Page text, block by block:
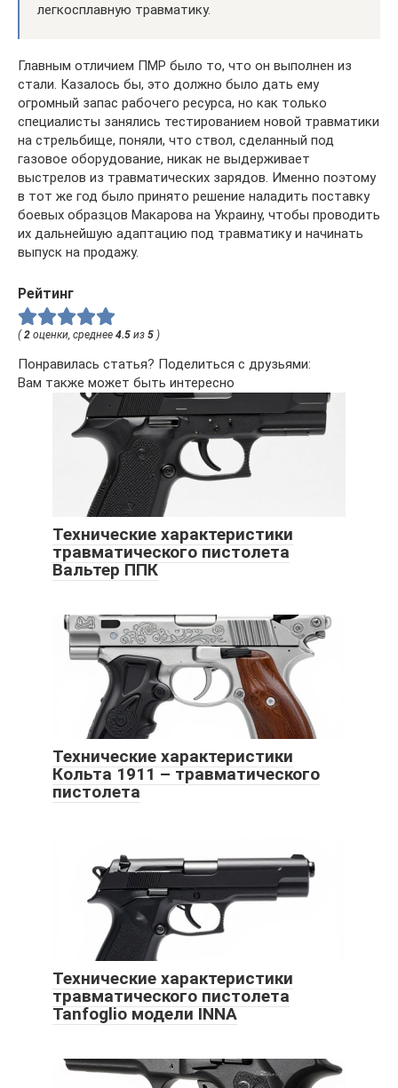
легкосплавную травматику.
Главным отличием ПМР было то, что он выполнен из
стали. Казалось бы, это должно было дать ему
огромный запас рабочего ресурса, но как только
специалисты занялись тестированием новой травматики
на стрельбище, поняли, что ствол, сделанный под
газовое оборудование, никак не выдерживает
выстрелов из травматических зарядов. Именно поэтому
в тот же год было принято решение наладить поставку
боевых образцов Макарова на Украину, чтобы проводить
их дальнейшую адаптацию под травматику и начинать
выпуск на продажу.
Рейтинг
( 2 оценки, среднее 4.5 из 5 )
Понравилась статья? Поделиться с друзьями:
Вам также может быть интересно
Технические характеристики
травматического пистолета
Вальтер ППК
Технические характеристики
Кольта 1911 – травматического
пистолета
Технические характеристики
травматического пистолета
Tanfoglio модели INNA